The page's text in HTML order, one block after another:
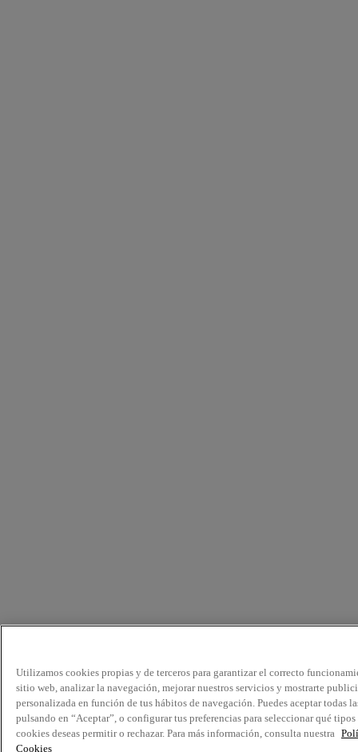
Utilizamos cookies propias y de terceros para garantizar el correcto
sitio web, analizar la navegación, mejorar nuestros servicios y mostrarte
personalizada en función de tus hábitos de navegación. Puedes aceptar todas
pulsando en “Aceptar”, o configurar tus preferencias para seleccionar qué tipos
cookies deseas permitir o rechazar. Para más información, consulta nuestra
Cookies